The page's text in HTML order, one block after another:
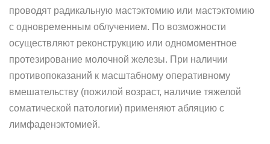
проводят радикальную мастэктомию или мастэктомию
с одновременным облучением. По возможности
осуществляют реконструкцию или одномоментное
протезирование молочной железы. При наличии
противопоказаний к масштабному оперативному
вмешательству (пожилой возраст, наличие тяжелой
соматической патологии) применяют абляцию с
лимфаденэктомией.